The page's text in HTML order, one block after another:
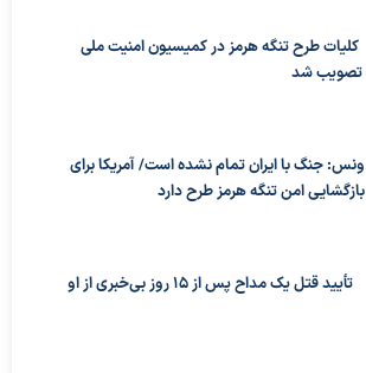
کلیات طرح تنگه هرمز در کمیسیون امنیت ملی
تصویب شد
ونس: جنگ با ایران تمام نشده است/ آمریکا برای
بازگشایی امن تنگه هرمز طرح دارد
تأیید قتل یک مداح پس از ۱۵ روز بی‌خبری از او